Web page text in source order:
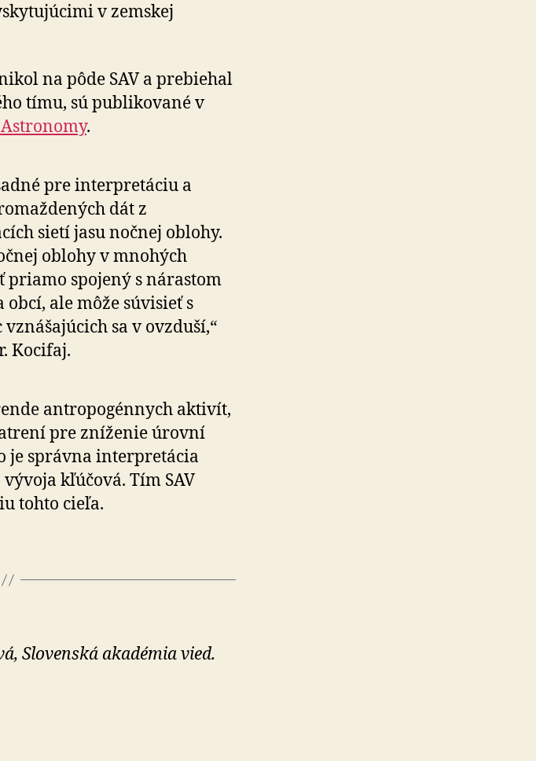
v zemskej
na pôde SAV a prebiehal
tímu, sú publikované v
.
pre interpretáciu a
dát z
sietí jasu nočnej oblohy.
oblohy v mnohých
spojený s nárastom
ale môže súvisieť s
sa v ovzduší,“
Kocifaj.
antropogénnych aktivít,
pre zníženie úrovní
je správna interpretácia
kľúčová. Tím SAV
tohto cieľa.
Slovenská akadémia vied.